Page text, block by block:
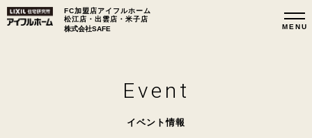
FC加盟店アイフルホーム
松江店・出雲店・米子店
株式会社SAFE
Event
イベント情報